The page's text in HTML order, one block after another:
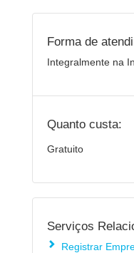
Forma de
Integralmente na
Quanto custa:
Gratuito
Serviços
Registrar